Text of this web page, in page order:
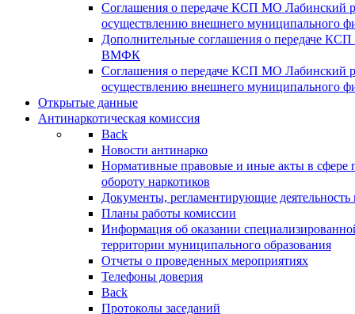
Соглашения о передаче КСП МО Лабинский
осуществлению внешнего муниципального
Дополнительные соглашения о передаче
ВМФК
Соглашения о передаче КСП МО Лабинский
осуществлению внешнего муниципального
Открытые данные
Антинаркотическая комиссия
Back
Новости антинарко
Нормативные правовые и иные акты в сфере
обороту наркотиков
Документы, регламентирующие деятельность
Планы работы комиссии
Информация об оказании
территории муниципального образования
Отчеты о проведенных мероприятиях
Телефоны доверия
Back
Протоколы заседаний